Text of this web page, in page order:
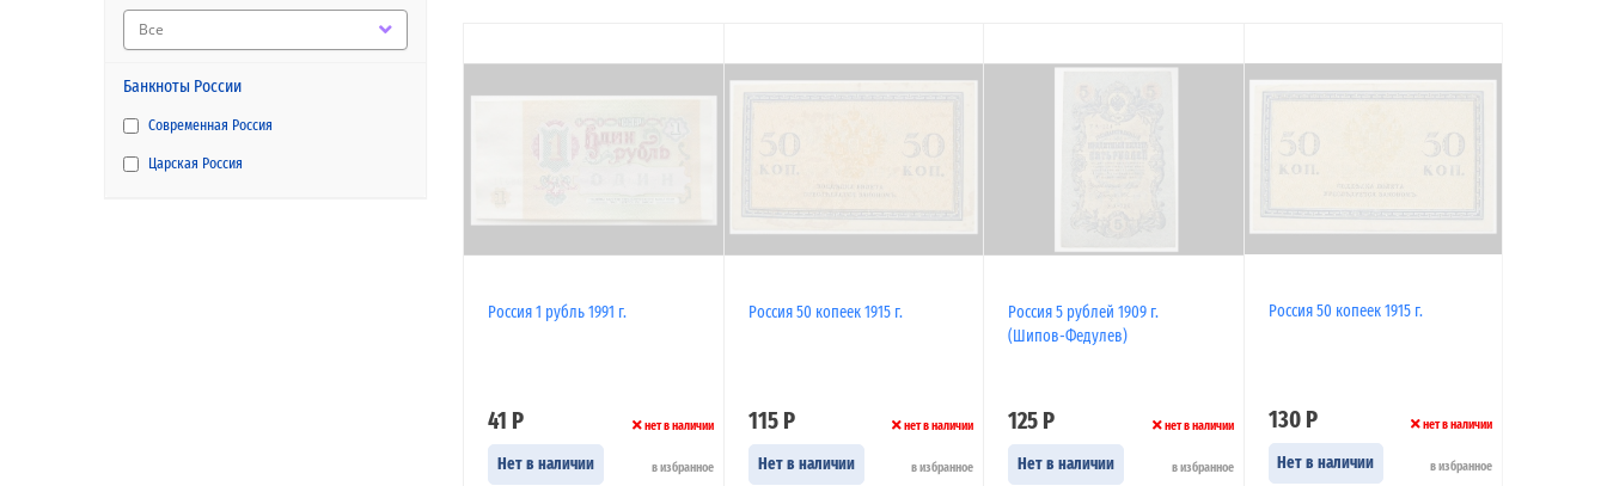
Все
Банкноты России
Современная Россия
Царская Россия
Россия 1 рубль 1991 г.
41 Р нет в наличии
Нет в наличии в избранное
Россия 50 копеек 1915 г.
115 Р нет в наличии
Нет в наличии в избранное
Россия 5 рублей 1909 г.
(Шипов-Федулев)
125 Р нет в наличии
Нет в наличии в избранное
Россия 50 копеек 1915 г.
130 Р нет в наличии
Нет в наличии в избранное